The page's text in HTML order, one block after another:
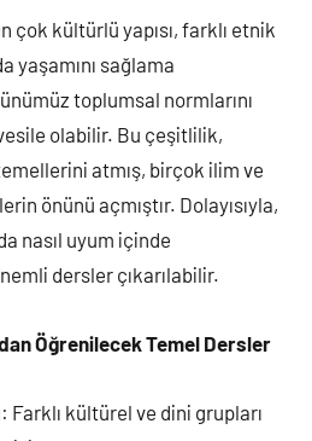
çok kültürlü yapısı, farklı etnik
yaşamını sağlama
toplumsal normlarını
olabilir. Bu çeşitlilik,
atmış, birçok ilim ve
önünü açmıştır. Dolayısıyla,
nasıl uyum içinde
dersler çıkarılabilir.
Öğrenilecek Temel Dersler
Farklı kültürel ve dini grupları